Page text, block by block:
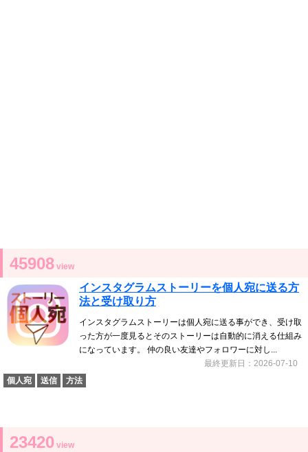
45908 view
インスタグラムストーリーを個人宛に送る方
法と受け取り方
インスタグラムストーリーは個人宛に送る事ができ、受け取
った方が一度見るとそのストーリーは自動的に消える仕組み
になっています。 仲の良い友達やフォロワーに対し...
最終更新日：2026-07-10
個人宛
送信 方法
23420 view